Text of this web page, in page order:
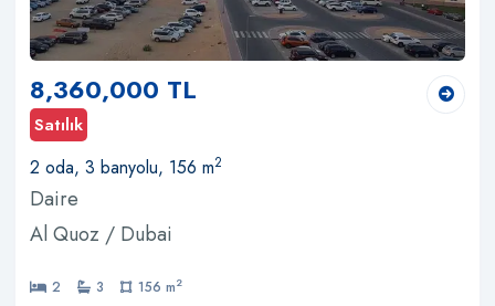
8,360,000 TL
Satılık
2 oda, 3 banyolu, 156 m2
Daire
Al Quoz / Dubai
2 3 156 m2